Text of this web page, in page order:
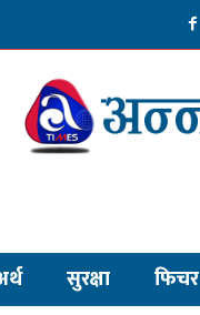
सुरक्षा फिचर